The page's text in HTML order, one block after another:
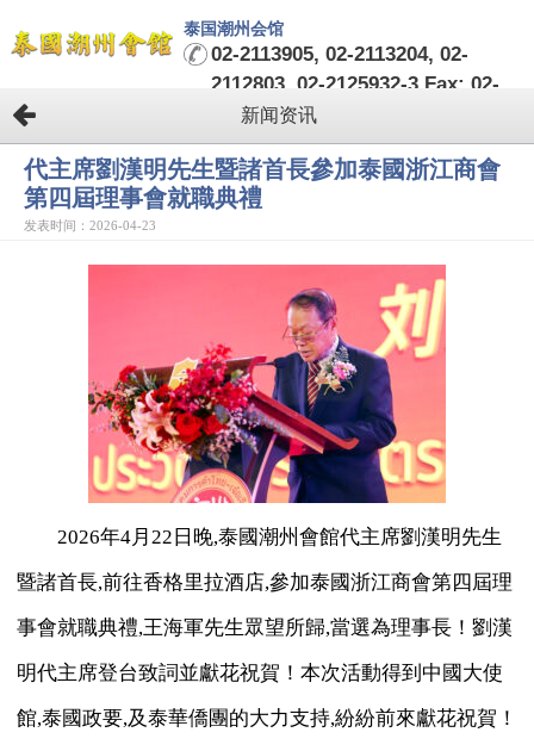
泰国潮州会馆
02-2113905, 02-2113204, 02-
2112803, 02-2125932-3 Fax: 02-
2124482-3
新闻资讯
代主席劉漢明先生暨諸首長參加泰國浙江商會
第四屆理事會就職典禮
发表时间：2026-04-23
2026年4月22日晚,泰國潮州會館代主席劉漢明先生
暨諸首長,前往香格里拉酒店,參加泰國浙江商會第四屆理
事會就職典禮,王海軍先生眾望所歸,當選為理事長！劉漢
明代主席登台致詞並獻花祝賀！本次活動得到中國大使
館,泰國政要,及泰華僑團的大力支持,紛紛前來獻花祝賀！